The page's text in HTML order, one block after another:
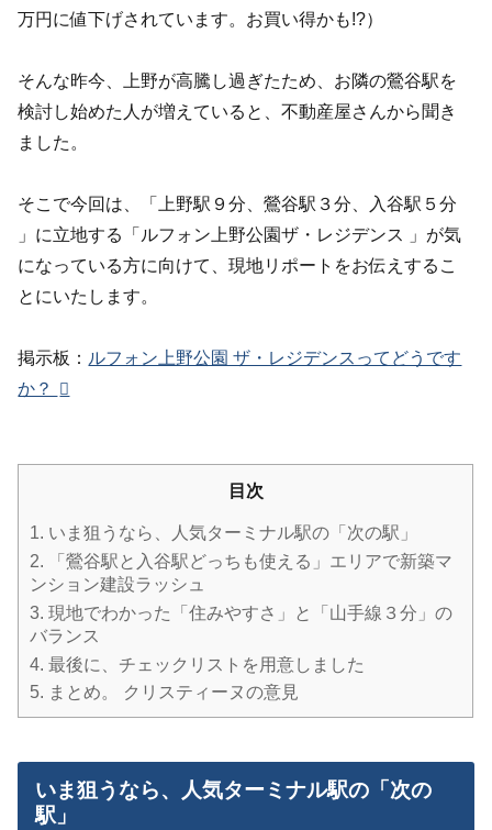
万円に値下げされています。お買い得かも!?）
そんな昨今、上野が高騰し過ぎたため、お隣の鶯谷駅を
検討し始めた人が増えていると、不動産屋さんから聞き
ました。
そこで今回は、「上野駅９分、鶯谷駅３分、入谷駅５分
」に立地する「ルフォン上野公園ザ・レジデンス 」が気
になっている方に向けて、現地リポートをお伝えするこ
とにいたします。
掲示板： ルフォン上野公園 ザ・レジデンスってどうです
か？
目次
1. いま狙うなら、人気ターミナル駅の「次の駅」
2. 「鶯谷駅と入谷駅どっちも使える」エリアで新築マ
ンション建設ラッシュ
3. 現地でわかった「住みやすさ」と「山手線３分」の
バランス
4. 最後に、チェックリストを用意しました
5. まとめ。 クリスティーヌの意見
いま狙うなら、人気ターミナル駅の「次の
駅」